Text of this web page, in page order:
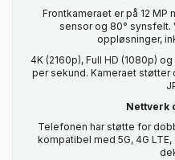
Frontkameraet er på 12 MP
sensor og 80°
oppløsninger,
4K (2160p), Full HD (1080p)
per sekund. Kameraet støtter
Nettverk
Telefonen har støtte for
kompatibel med 5G, 4G